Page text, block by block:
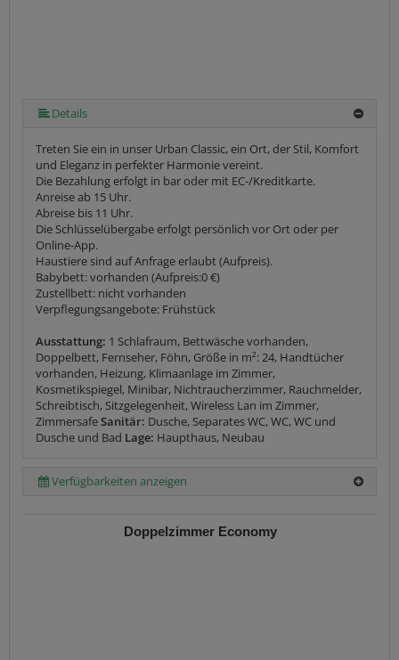
Details
Treten Sie ein in unser Urban Classic, ein Ort, der Stil, Komfort
und Eleganz in perfekter Harmonie vereint.
Die Bezahlung erfolgt in bar oder mit EC-/Kreditkarte.
Anreise ab 15 Uhr.
Abreise bis 11 Uhr.
Die Schlüsselübergabe erfolgt persönlich vor Ort oder per
Online-App.
Haustiere sind auf Anfrage erlaubt (Aufpreis).
Babybett: vorhanden (Aufpreis:0 €)
Zustellbett: nicht vorhanden
Verpflegungsangebote: Frühstück
Ausstattung: 1 Schlafraum, Bettwäsche vorhanden,
Doppelbett, Fernseher, Föhn, Größe in m²: 24, Handtücher
vorhanden, Heizung, Klimaanlage im Zimmer,
Kosmetikspiegel, Minibar, Nichtraucherzimmer, Rauchmelder,
Schreibtisch, Sitzgelegenheit, Wireless Lan im Zimmer,
ZimmersafeSanitär: Dusche, Separates WC, WC, WC und
Dusche und Bad Lage: Haupthaus, Neubau
Verfügbarkeiten anzeigen
Doppelzimmer Economy